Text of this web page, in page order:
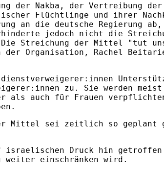
der Nakba, der Vertreibung der
Flüchtlinge und ihrer
an die deutsche Regierung
jedoch nicht die
Die Streichung der Mittel "tut
Organisation, Rachel Beitarie
zu. Sie werden
als auch für Frauen
Mittel sei zeitlich so geplant
Druck hin getroffen
einschränken wird.